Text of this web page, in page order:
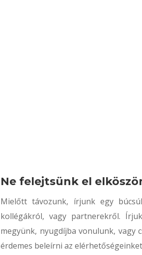
Ne felejtsünk el
Mielőtt távozunk, írjunk egy
kollégákról, vagy partnerekről.
megyünk, nyugdíjba vonulunk, vagy
érdemes beleírni az